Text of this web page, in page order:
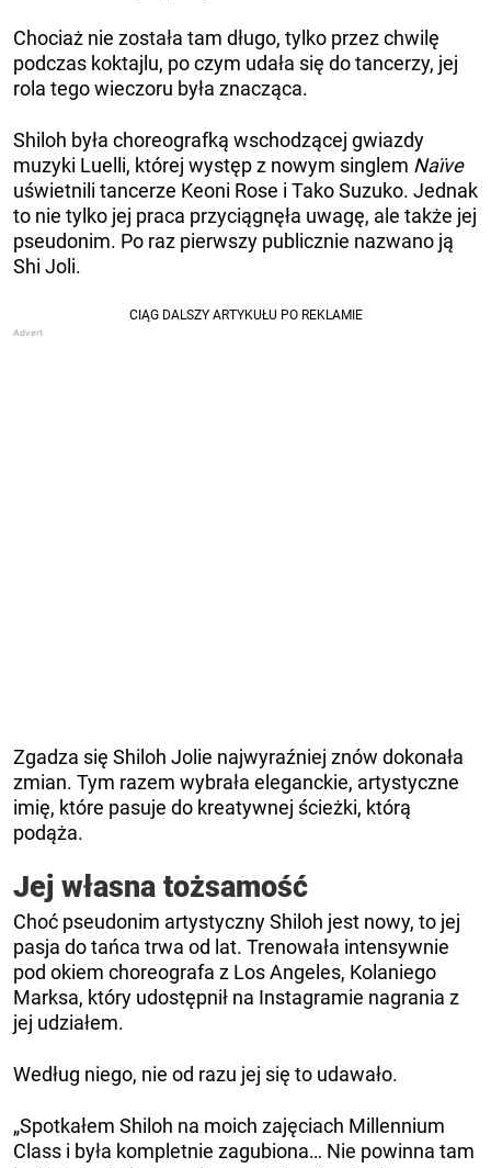
Chociaż nie została tam długo, tylko przez chwilę
podczas koktajlu, po czym udała się do tancerzy, jej
rola tego wieczoru była znacząca.
Shiloh była choreografką wschodzącej gwiazdy
muzyki Luelli, której występ z nowym singlem Naïve
uświetnili tancerze Keoni Rose i Tako Suzuko. Jednak
to nie tylko jej praca przyciągnęła uwagę, ale także jej
pseudonim. Po raz pierwszy publicznie nazwano ją
Shi Joli.
Zgadza się Shiloh Jolie najwyraźniej znów dokonała
zmian. Tym razem wybrała eleganckie, artystyczne
imię, które pasuje do kreatywnej ścieżki, którą
podąża.
Jej własna tożsamość
Choć pseudonim artystyczny Shiloh jest nowy, to jej
pasja do tańca trwa od lat. Trenowała intensywnie
pod okiem choreografa z Los Angeles, Kolaniego
Marksa, który udostępnił na Instagramie nagrania z
jej udziałem.
Według niego, nie od razu jej się to udawało.
„Spotkałem Shiloh na moich zajęciach Millennium
Class i była kompletnie zagubiona… Nie powinna tam